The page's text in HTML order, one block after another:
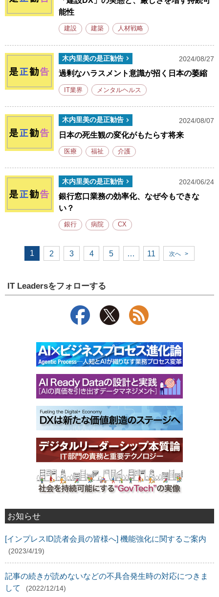
能性
建設 建築 人材戦略
木内里美の是正勧告 2024/08/27
過剰なハラスメント意識が招く日本の萎縮
IT業界 メンタルヘルス
木内里美の是正勧告 2024/08/07
日本の死生観の変化がもたらす将来
医療 福祉 介護
木内里美の是正勧告 2024/06/24
銀行窓口業務の効率化、なぜ今もできな
い？
銀行 病院 CX
1 2 3 4 5 … 11 次へ >
IT Leadersをフォローする
お知らせ
[インプレスID読者会員の皆様へ] 機能強化に関するご案内
(2023/4/19)
記事の続きが読めないなどの不具合発生時の対応につきま
して
(2022/12/14)